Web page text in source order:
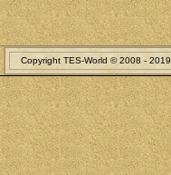
Copyright TES-World © 2008 - 2019